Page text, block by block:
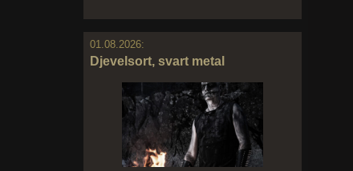
01.08.2026:
Djevelsort, svart metal